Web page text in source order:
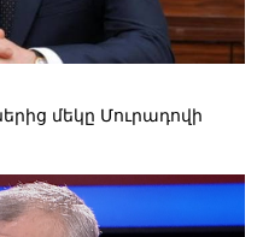
մեկը Մուրադովի